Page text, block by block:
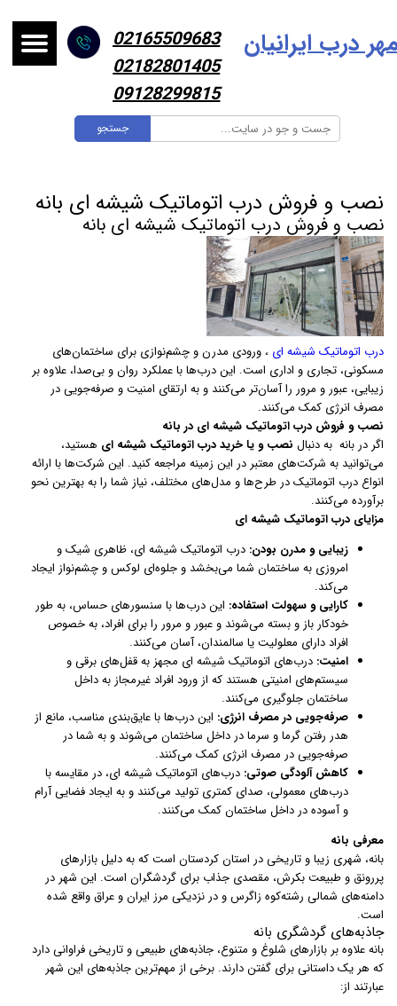
جستجو
درب ایرانیان
02165509683
02182801405
09128299815
نصب و فروش درب اتوماتیک شیشه ای بانه
نصب و فروش درب اتوماتیک شیشه ای بانه
درب اتوماتیک شیشه ای ، ورودی مدرن و چشم‌نوازی برای ساختمان‌های
مسکونی، تجاری و اداری است. این درب‌ها با عملکرد روان و بی‌صدا، علاوه بر
زیبایی، عبور و مرور را آسان‌تر می‌کنند و به ارتقای امنیت و صرفه‌جویی در
مصرف انرژی کمک می‌کنند.
نصب و فروش درب اتوماتیک شیشه ای در بانه
اگر در بانه به دنبال نصب و یا خرید درب اتوماتیک شیشه ای هستید،
می‌توانید به شرکت‌های معتبر در این زمینه مراجعه کنید. این شرکت‌ها با ارائه
انواع درب اتوماتیک در طرح‌ها و مدل‌های مختلف، نیاز شما را به بهترین نحو
برآورده می‌کنند.
مزایای درب اتوماتیک شیشه ای
زیبایی و مدرن بودن: درب اتوماتیک شیشه ای، ظاهری شیک و
امروزی به ساختمان شما می‌بخشد و جلوه‌ای لوکس و چشم‌نواز ایجاد
می‌کند.
کارایی و سهولت استفاده: این درب‌ها با سنسورهای حساس، به طور
خودکار باز و بسته می‌شوند و عبور و مرور را برای افراد، به خصوص
افراد دارای معلولیت یا سالمندان، آسان می‌کنند.
امنیت: درب‌های اتوماتیک شیشه ای مجهز به قفل‌های برقی و
سیستم‌های امنیتی هستند که از ورود افراد غیرمجاز به داخل
ساختمان جلوگیری می‌کنند.
صرفه‌جویی در مصرف انرژی: این درب‌ها با عایق‌بندی مناسب، مانع از
هدر رفتن گرما و سرما در داخل ساختمان می‌شوند و به شما در
صرفه‌جویی در مصرف انرژی کمک می‌کنند.
کاهش آلودگی صوتی: درب‌های اتوماتیک شیشه ای، در مقایسه با
درب‌های معمولی، صدای کمتری تولید می‌کنند و به ایجاد فضایی آرام
و آسوده در داخل ساختمان کمک می‌کنند.
معرفی بانه
بانه، شهری زیبا و تاریخی در استان کردستان است که به دلیل بازارهای
پررونق و طبیعت بکرش، مقصدی جذاب برای گردشگران است. این شهر در
دامنه‌های شمالی رشته‌کوه زاگرس و در نزدیکی مرز ایران و عراق واقع شده
است.
جاذبه‌های گردشگری بانه
بانه علاوه بر بازارهای شلوغ و متنوع، جاذبه‌های طبیعی و تاریخی فراوانی دارد
که هر یک داستانی برای گفتن دارند. برخی از مهم‌ترین جاذبه‌های این شهر
عبارتند از: